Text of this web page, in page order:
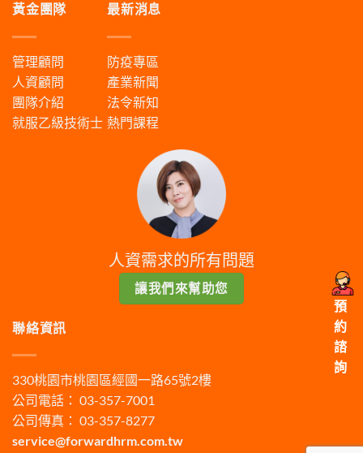
黃金團隊
管理顧問
人資顧問
團隊介紹
就服乙級技術士
最新消息
防疫專區
產業新聞
法令新知
熱門課程
人資需求的所有問題
讓我們來幫助您
聯絡資訊
330桃園市桃園區經國一路65號2樓
公司電話： 03-357-7001
公司傳真： 03-357-8277
service@forwardhrm.com.tw
預
約
諮
詢